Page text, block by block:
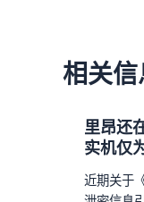
相关
里昂还
实机仅
近期关于